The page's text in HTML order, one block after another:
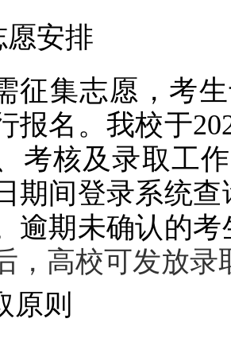
愿安排
征集志愿，考
报名。我校于
考核及录取工
期间登录系统
逾期未确认的
，高校可发放录
原则